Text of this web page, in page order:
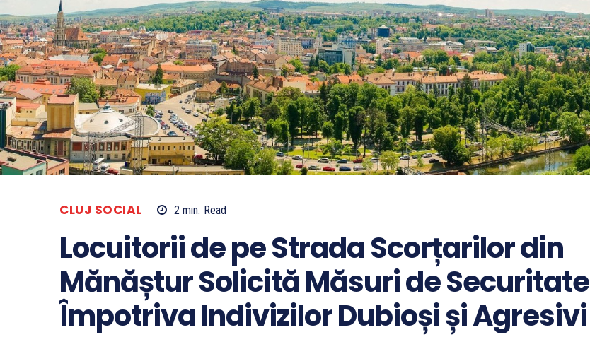
CLUJ SOCIAL 2 min. Read
Locuitorii de pe Strada Scorțarilor din
Mănăștur Solicită Măsuri de Securitate
Împotriva Indivizilor Dubioși și Agresivi